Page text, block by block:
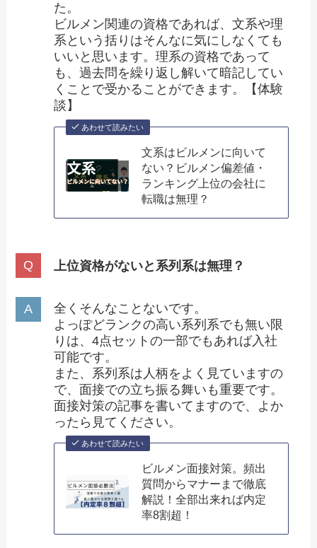
た。
ビルメン関連の資格であれば、文系や理
系という括りはそんなに気にしなくても
いいと思います。理系の資格であって
も、過去問を繰り返し解いて暗記してい
くことで受かることができます。【体験
談】
あわせて読みたい
文系はビルメンに向いて
ない？ビルメン偏差値・
ランキング上位の会社に
転職は無理？
上位資格がないと系列系は無理？
全くそんなことないです。
よっぽどランクの高い系列系でも無い限
りは、4点セットの一部でもあれば入社
可能です。
また、系列系は人柄をよく見ていますの
で、面接での立ち振る舞いも重要です。
面接対策の記事を書いてますので、よか
ったら見てください。
あわせて読みたい
ビルメン面接対策。頻出
質問からマナーまで徹底
解説！全部出来れば内定
率8割超！